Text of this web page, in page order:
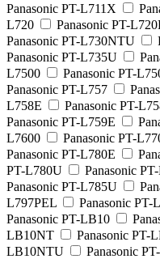
Panasonic PT-L711X
L720
Panasonic PT-
Panasonic PT-L730NTU
Panasonic PT-L735U
L7500
Panasonic PT-
Panasonic PT-L757
L758E
Panasonic PT-
Panasonic PT-L759E
L7600
Panasonic PT-
Panasonic PT-L780E
PT-L780U
Panasonic
Panasonic PT-L785U
L797PEL
Panasonic PT-
Panasonic PT-LB10
LB10NT
Panasonic PT-
LB10NTU
Panasonic